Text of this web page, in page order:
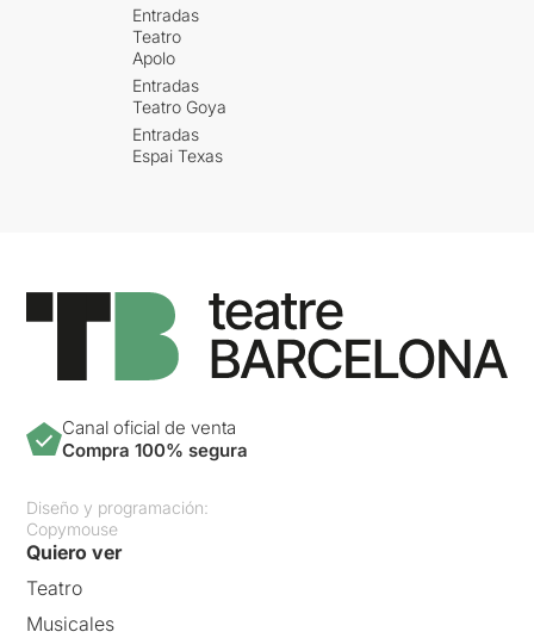
Entradas
Teatro
Apolo
Entradas
Teatro Goya
Entradas
Espai Texas
Canal oficial de venta
Compra 100% segura
Diseño y programación:
Copymouse
Quiero ver
Teatro
Musicales